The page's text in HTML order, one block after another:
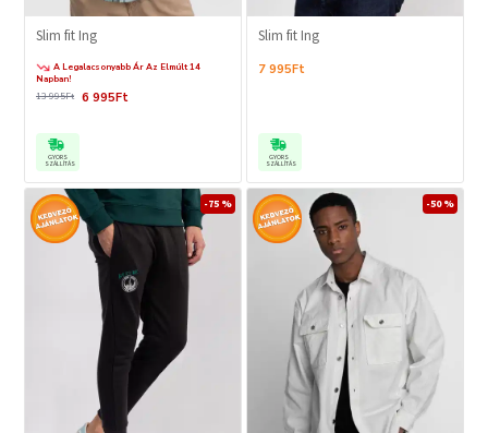
Slim fit Ing
A Legalacsonyabb Ár Az Elmúlt 14
Napban!
6 995Ft
13 995Ft
GYORS
SZÁLLÍTÁS
Slim fit Ing
7 995Ft
GYORS
SZÁLLÍTÁS
-75 % -50 %